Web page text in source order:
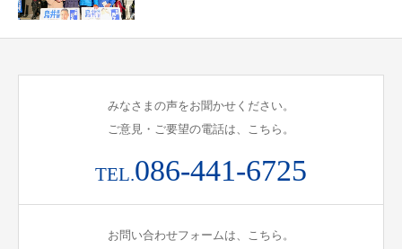
みなさまの声をお聞かせください。
ご意見・ご要望の電話は、こちら。
TEL.086-441-6725
お問い合わせフォームは、こちら。